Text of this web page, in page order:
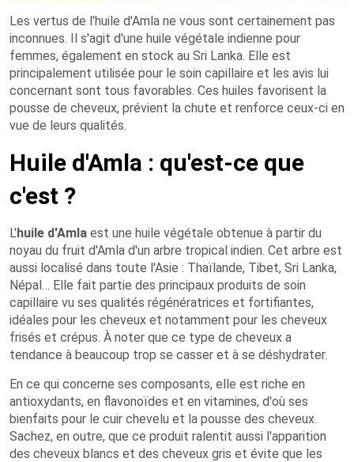
Les vertus de l'huile d'Amla ne vous sont certainement pas
inconnues. Il s'agit d'une huile végétale indienne pour
femmes, également en stock au Sri Lanka. Elle est
principalement utilisée pour le soin capillaire et les avis lui
concernant sont tous favorables. Ces huiles favorisent la
pousse de cheveux, prévient la chute et renforce ceux-ci en
vue de leurs qualités.
Huile d'Amla : qu'est-ce que
c'est ?
L'huile d'Amla est une huile végétale obtenue à partir du
noyau du fruit d'Amla d'un arbre tropical indien. Cet arbre est
aussi localisé dans toute l'Asie : Thaïlande, Tibet, Sri Lanka,
Népal… Elle fait partie des principaux produits de soin
capillaire vu ses qualités régénératrices et fortifiantes,
idéales pour les cheveux et notamment pour les cheveux
frisés et crépus. À noter que ce type de cheveux a
tendance à beaucoup trop se casser et à se déshydrater.
En ce qui concerne ses composants, elle est riche en
antioxydants, en flavonoïdes et en vitamines, d'où ses
bienfaits pour le cuir chevelu et la pousse des cheveux.
Sachez, en outre, que ce produit ralentit aussi l'apparition
des cheveux blancs et des cheveux gris et évite que les